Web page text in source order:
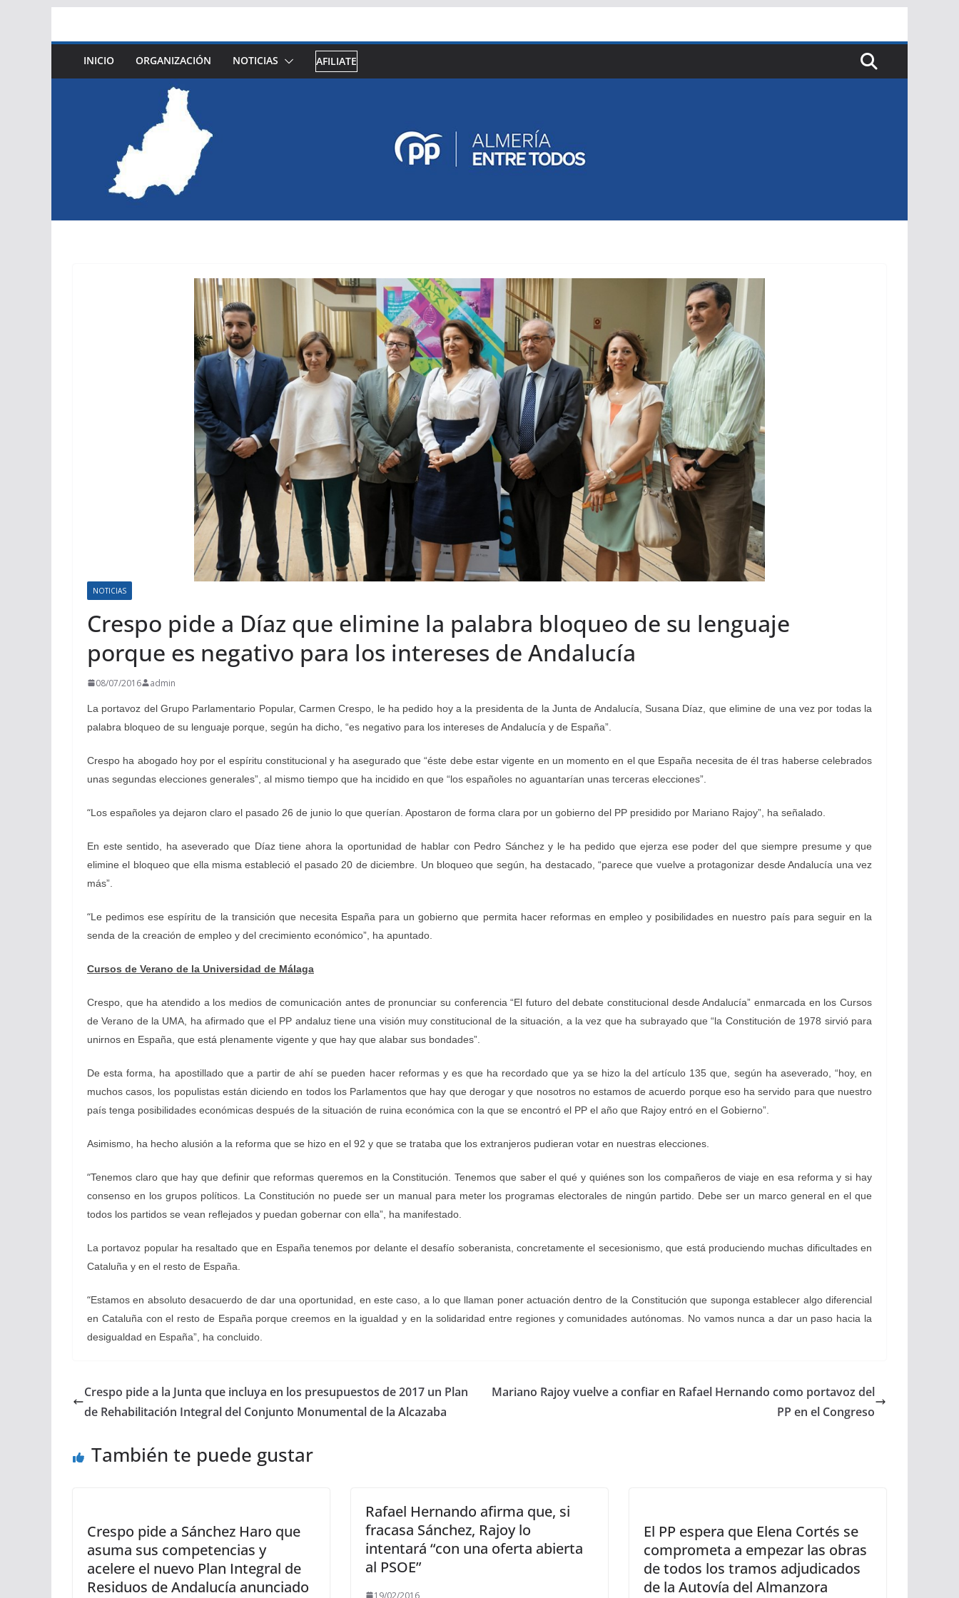
contenido
INICIO ORGANIZACIÓN NOTICIAS AFILIATE
NOTICIAS
Crespo pide a Díaz que elimine la palabra bloqueo de su lenguaje
porque es negativo para los intereses de Andalucía
08/07/2016 admin
La portavoz del Grupo Parlamentario Popular, Carmen Crespo, le ha pedido hoy a la presidenta de la Junta de Andalucía, Susana Díaz, que elimine de una vez por todas la
palabra bloqueo de su lenguaje porque, según ha dicho, “es negativo para los intereses de Andalucía y de España”.
Crespo ha abogado hoy por el espíritu constitucional y ha asegurado que “éste debe estar vigente en un momento en el que España necesita de él tras haberse celebrados
unas segundas elecciones generales”, al mismo tiempo que ha incidido en que “los españoles no aguantarían unas terceras elecciones”.
“Los españoles ya dejaron claro el pasado 26 de junio lo que querían. Apostaron de forma clara por un gobierno del PP presidido por Mariano Rajoy”, ha señalado.
En este sentido, ha aseverado que Díaz tiene ahora la oportunidad de hablar con Pedro Sánchez y le ha pedido que ejerza ese poder del que siempre presume y que
elimine el bloqueo que ella misma estableció el pasado 20 de diciembre. Un bloqueo que según, ha destacado, “parece que vuelve a protagonizar desde Andalucía una vez
más”.
“Le pedimos ese espíritu de la transición que necesita España para un gobierno que permita hacer reformas en empleo y posibilidades en nuestro país para seguir en la
senda de la creación de empleo y del crecimiento económico”, ha apuntado.
Cursos de Verano de la Universidad de Málaga
Crespo, que ha atendido a los medios de comunicación antes de pronunciar su conferencia“El futuro del debate constitucional desde Andalucía” enmarcada en los Cursos
de Verano de la UMA, ha afirmado que el PP andaluz tiene una visión muy constitucional de la situación, a la vez que ha subrayado que “la Constitución de 1978 sirvió para
unirnos en España, que está plenamente vigente y que hay que alabar sus bondades”.
De esta forma, ha apostillado que a partir de ahí se pueden hacer reformas y es que ha recordado que ya se hizo la del artículo 135 que, según ha aseverado, “hoy, en
muchos casos, los populistas están diciendo en todos los Parlamentos que hay que derogar y que nosotros no estamos de acuerdo porque eso ha servido para que nuestro
país tenga posibilidades económicas después de la situación de ruina económica con la que se encontró el PP el año que Rajoy entró en el Gobierno”.
Asimismo, ha hecho alusión a la reforma que se hizo en el 92 y que se trataba que los extranjeros pudieran votar en nuestras elecciones.
“Tenemos claro que hay que definir que reformas queremos en la Constitución. Tenemos que saber el qué y quiénes son los compañeros de viaje en esa reforma y si hay
consenso en los grupos políticos. La Constitución no puede ser un manual para meter los programas electorales de ningún partido. Debe ser un marco general en el que
todos los partidos se vean reflejados y puedan gobernar con ella”, ha manifestado.
La portavoz popular ha resaltado que en España tenemos por delante el desafío soberanista, concretamente el secesionismo, que está produciendo muchas dificultades en
Cataluña y en el resto de España.
“Estamos en absoluto desacuerdo de dar una oportunidad, en este caso, a lo que llaman poner actuación dentro de la Constitución que suponga establecer algo diferencial
en Cataluña con el resto de España porque creemos en la igualdad y en la solidaridad entre regiones y comunidades autónomas. No vamos nunca a dar un paso hacia la
desigualdad en España”, ha concluido.
Crespo pide a la Junta que incluya en los presupuestos de 2017 un Plan
de Rehabilitación Integral del Conjunto Monumental de la Alcazaba
Mariano Rajoy vuelve a confiar en Rafael Hernando como portavoz del
PP en el Congreso
También te puede gustar
Crespo pide a Sánchez Haro que
asuma sus competencias y
acelere el nuevo Plan Integral de
Residuos de Andalucía anunciado
Rafael Hernando afirma que, si
fracasa Sánchez, Rajoy lo
intentará “con una oferta abierta
al PSOE”
19/02/2016
El PP espera que Elena Cortés se
comprometa a empezar las obras
de todos los tramos adjudicados
de la Autovía del Almanzora